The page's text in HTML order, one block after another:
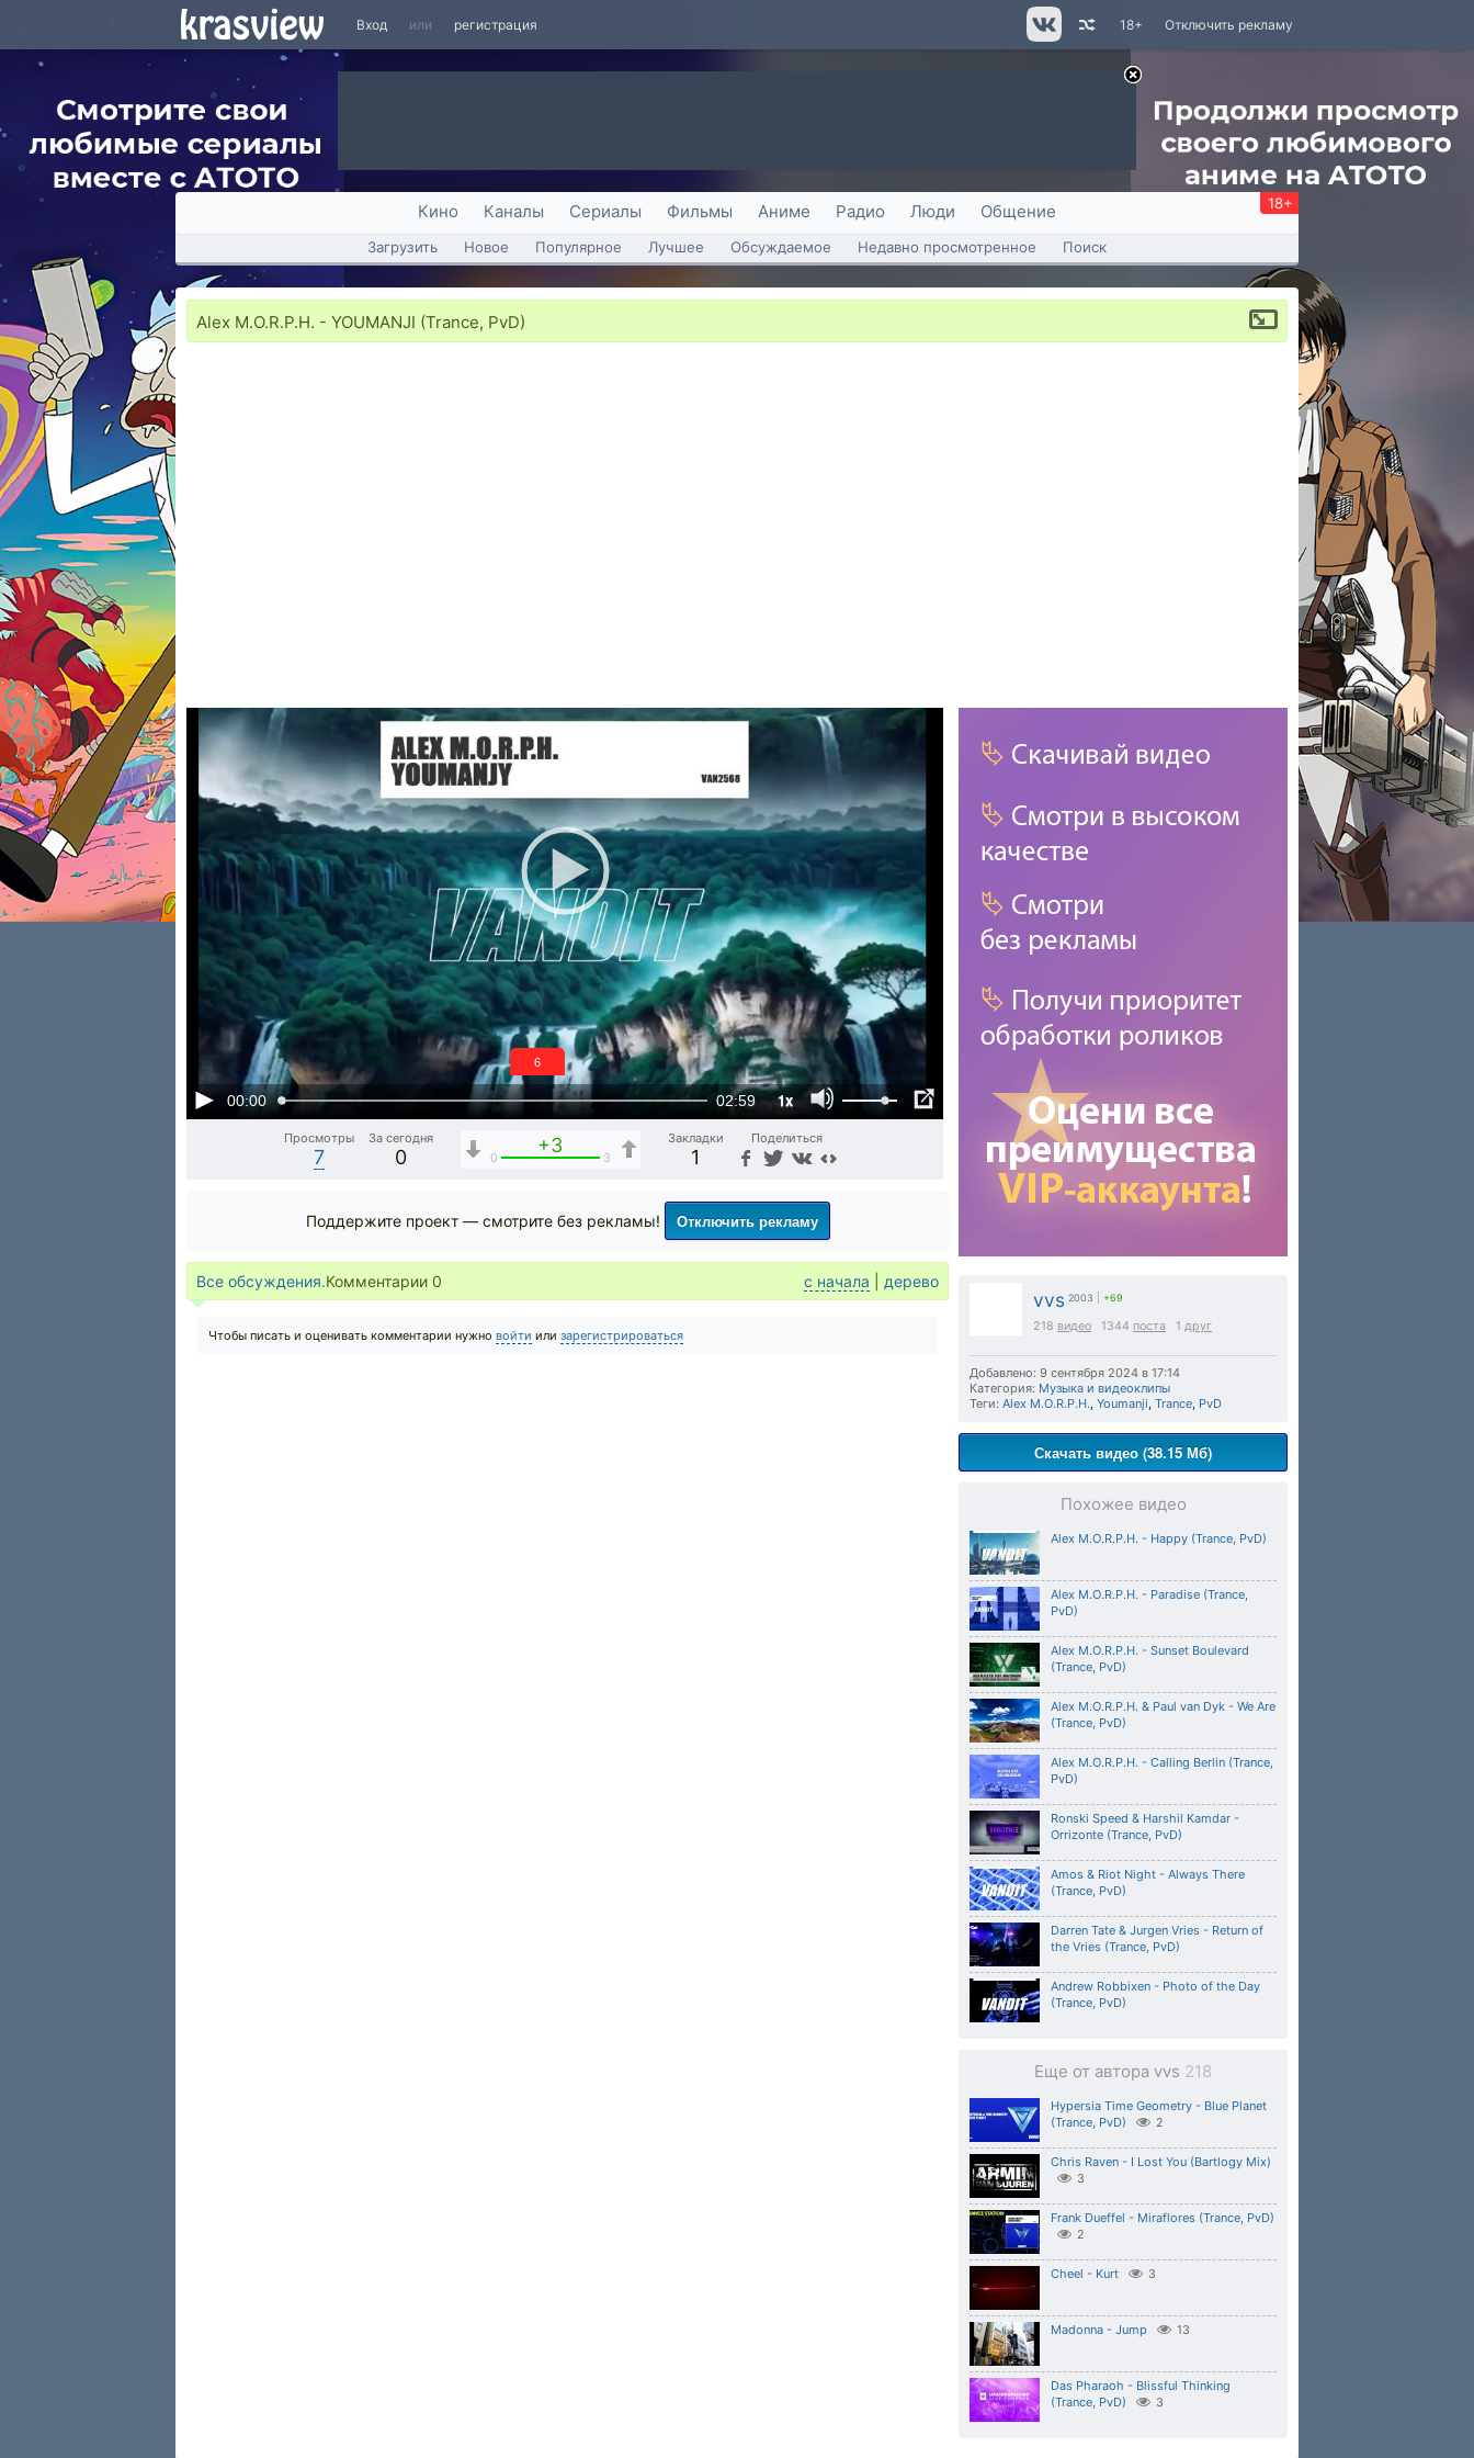
Вход или регистрация Отключить рекламу
18+
Кино Каналы Сериалы Фильмы Аниме Радио Люди Общение 18+
Загрузить Новое Популярное Лучшее Обсуждаемое Недавно просмотренное Поиск
Alex M.O.R.P.H. - YOUMANJI (Trance, PvD)
00:00 02:59 1x
6
Просмотры
7
За сегодня
0
+3
0 3
Закладки
1
Поделиться
vvs 2003 +69
218 видео 1344 поста 1 друг
Добавлено: 9 сентября 2024 в 17:14
Категория: Музыка и видеоклипы
Теги: Alex M.O.R.P.H., Youmanji, Trance, PvD
Скачать видео (38.15 Мб)
Похожее видео
Alex M.O.R.P.H. - Happy (Trance, PvD)
Alex M.O.R.P.H. - Paradise (Trance,
PvD)
Alex M.O.R.P.H. - Sunset Boulevard
(Trance, PvD)
Alex M.O.R.P.H. & Paul van Dyk - We Are
(Trance, PvD)
Alex M.O.R.P.H. - Calling Berlin (Trance,
PvD)
Ronski Speed & Harshil Kamdar -
Orrizonte (Trance, PvD)
Amos & Riot Night - Always There
(Trance, PvD)
Darren Tate & Jurgen Vries - Return of
the Vries (Trance, PvD)
Andrew Robbixen - Photo of the Day
(Trance, PvD)
Еще от автора vvs 218
Hypersia Time Geometry - Blue Planet
(Trance, PvD)
2
Chris Raven - I Lost You (Bartlogy Mix)
3
Frank Dueffel - Miraflores (Trance, PvD)
2
Cheel - Kurt 3
Madonna - Jump 13
Das Pharaoh - Blissful Thinking
(Trance, PvD)
3
Поддержите проект — смотрите без рекламы! Отключить рекламу
Все обсуждения.Комментарии 0 с начала дерево
Чтобы писать и оценивать комментарии нужно войти или зарегистрироваться